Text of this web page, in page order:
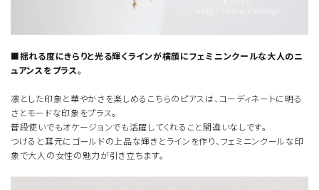
■揺れる度にきらりと光る輝くラインが横顔にフェミニンクールな大人のニ
ュアンスをプラス。
凛とした印象と華やかさを楽しめるこちらのピアスは、コーディネートに明る
さとモードな印象をプラス。
普段使いでもオケージョンでも活躍してくれること間違いなしです。
つけると耳元にゴールドの上品な輝きとラインを作り、フェミニンクールな印
象で大人の女性の魅力が引き立ちます。